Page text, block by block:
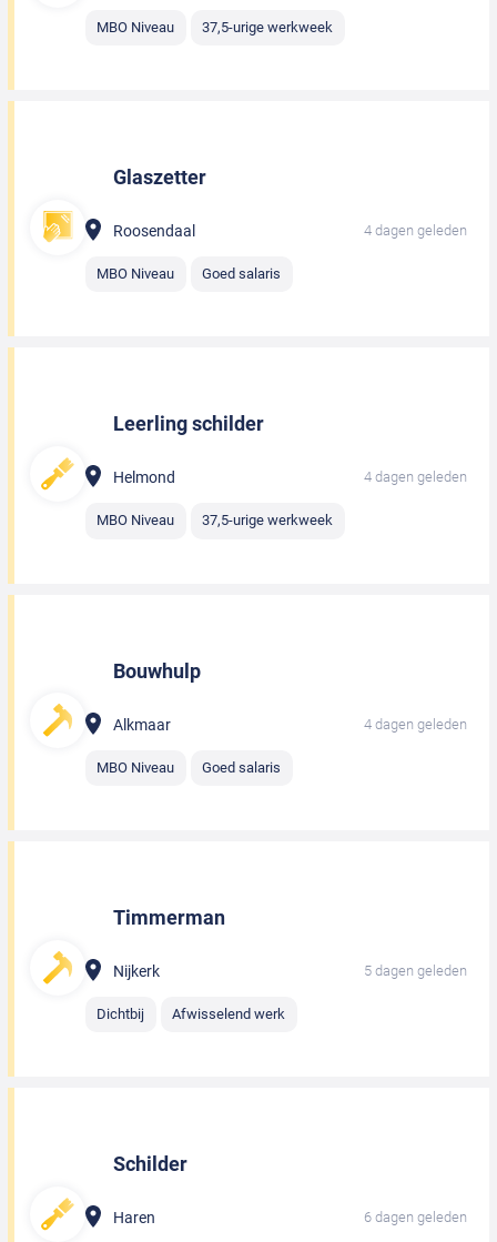
MBO Niveau 37,5-urige werkweek
Glaszetter
Roosendaal 4 dagen geleden
MBO Niveau Goed salaris
Leerling schilder
Helmond 4 dagen geleden
MBO Niveau 37,5-urige werkweek
Bouwhulp
Alkmaar 4 dagen geleden
MBO Niveau Goed salaris
Timmerman
Nijkerk 5 dagen geleden
Dichtbij Afwisselend werk
Schilder
Haren 6 dagen geleden